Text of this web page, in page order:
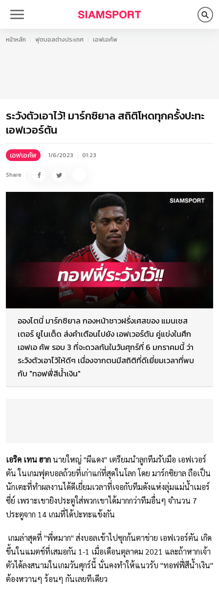
หน้าหลัก ฟุตบอลต่างประเทศ เอฟเอคัพ
ระวังตัวเอาไว้! มาร์กซิยาล สถิติโหดทุกครั้งปะทะ
เอฟเวอร์ตัน
เอฟเอคัพ 1/6/2023 01:23
Share
อองโตนี่ มาร์กซิยาล กองหน้าชาวฝรั่งเศสของ แมนเชส
เตอร์ ยูไนเต็ด ส่งคำเตือนไปยัง เอฟเวอร์ตัน คู่แข่งในศึก
เอฟเอ คัพ รอบ 3 ที่จะดวลกันในวันศุกร์ที่ 6 มกราคมนี้ ว่า
ระวังตัวเอาไว้ให้ดีๆ เนื่องจากตนมีสถิติที่ดีเยี่ยมเวลาที่พบ
กับ "ทอฟฟี่สีน้ำเงิน"
เอริค เทน ฮากนายใหญ่ "ผีแดง" เตรียมนำลูกทีมรับมือ เอฟเวอร์
ตัน ในเกมฟุตบอลถ้วยที่เก่าแก่ที่สุดในโลก โดย มาร์กซิยาล ถือเป็น
นักเตะที่ทำผลงานได้ดีเยี่ยมเวลาที่เจอกับทีมดังแห่งลุ่มแม่น้ำเมอร์
ซี่ย์ เพราะเขายิงประตูใส่พวกเขาได้มากกว่าทีมอื่นๆ จำนวน 7
ประตูจาก 14 เกมที่ได้ปะทะแข้งกัน
เกมล่าสุดที่ "พี่หมาก" ส่งบอลเข้าไปซุกก้นตาข่าย เอฟเวอร์ตัน เกิด
ขึ้นในแมตช์ที่เสมอกัน 1-1 เมื่อเดือนตุลาคม 2021 และถ้าหากเจ้า
ตัวได้ลงสนามในเกมวันศุกร์นี้ นั่นคงทำให้แนวรับ "ทอฟฟี่สีน้ำเงิน"
ต้องหวานๆ ร้อนๆ กันเลยทีเดียว